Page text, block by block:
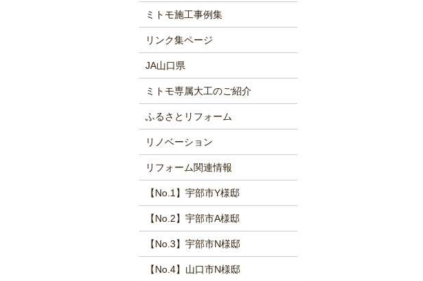
ミトモ施工事例集
リンク集ページ
JA山口県
ミトモ専属大工のご紹介
ふるさとリフォーム
リノベーション
リフォーム関連情報
【No.1】宇部市Y様邸
【No.2】宇部市A様邸
【No.3】宇部市N様邸
【No.4】山口市N様邸